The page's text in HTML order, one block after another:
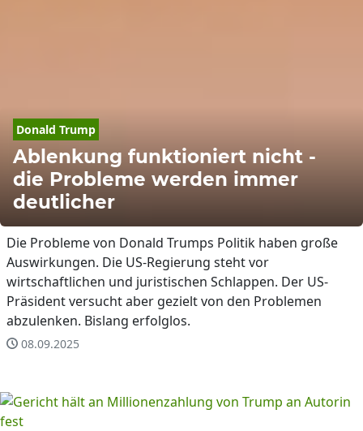
Donald Trump
Ablenkung funktioniert nicht -
die Probleme werden immer
deutlicher
Die Probleme von Donald Trumps Politik haben große
Auswirkungen. Die US-Regierung steht vor
wirtschaftlichen und juristischen Schlappen. Der US-
Präsident versucht aber gezielt von den Problemen
abzulenken. Bislang erfolglos.
08.09.2025